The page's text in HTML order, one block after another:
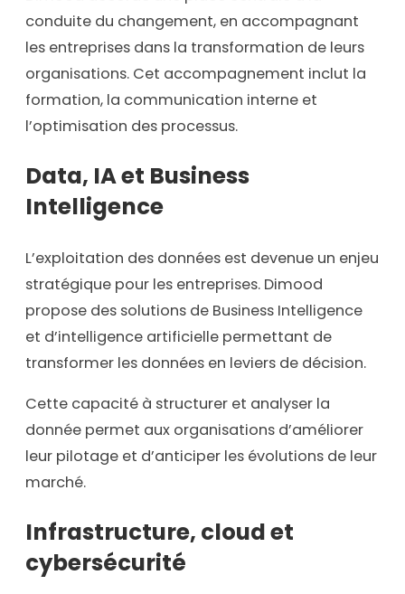
conduite du changement, en accompagnant
les entreprises dans la transformation de leurs
organisations. Cet accompagnement inclut la
formation, la communication interne et
l’optimisation des processus.
Data, IA et Business
Intelligence
L’exploitation des données est devenue un enjeu
stratégique pour les entreprises. Dimood
propose des solutions de Business Intelligence
et d’intelligence artificielle permettant de
transformer les données en leviers de décision.
Cette capacité à structurer et analyser la
donnée permet aux organisations d’améliorer
leur pilotage et d’anticiper les évolutions de leur
marché.
Infrastructure, cloud et
cybersécurité